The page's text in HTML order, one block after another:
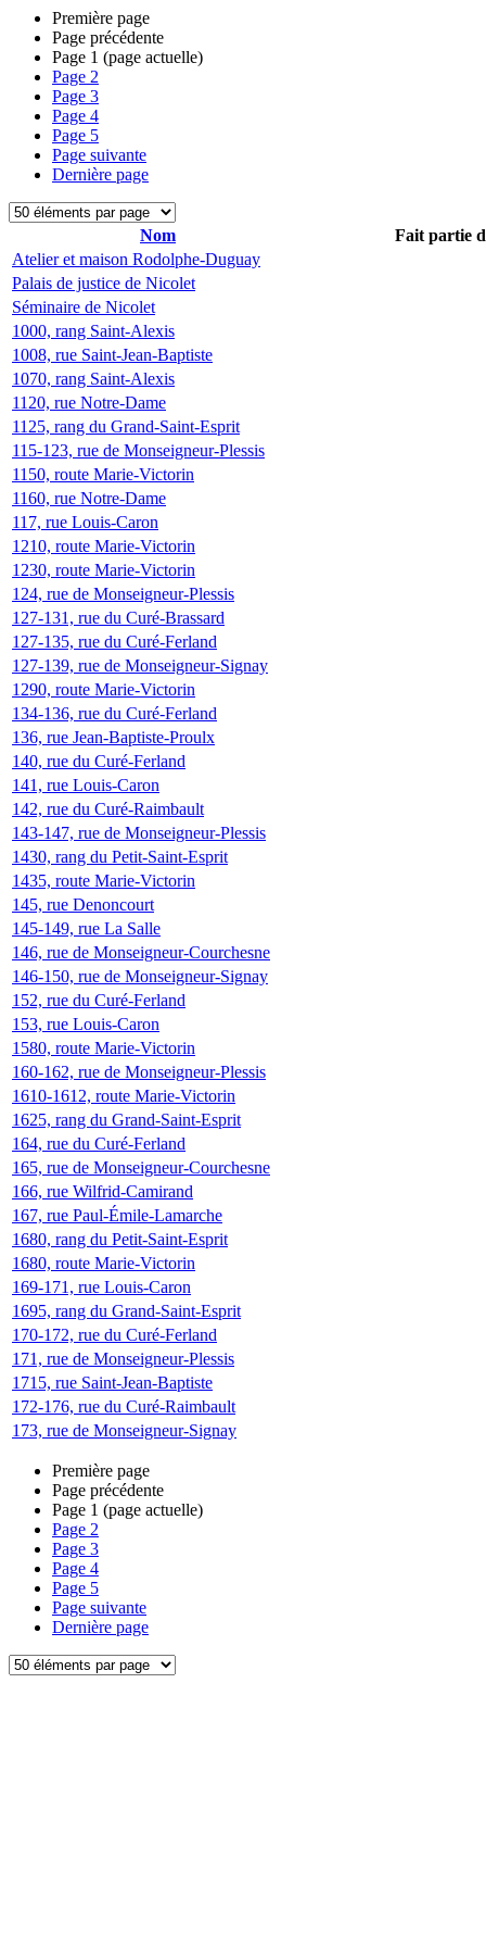
Première page
Page précédente
Page 1 (page actuelle)
Page 2
Page 3
Page 4
Page 5
Page suivante
Dernière page
Nom
Fait partie
Atelier et maison Rodolphe-Duguay
Palais de justice de Nicolet
Séminaire de Nicolet
1000, rang Saint-Alexis
1008, rue Saint-Jean-Baptiste
1070, rang Saint-Alexis
1120, rue Notre-Dame
1125, rang du Grand-Saint-Esprit
115-123, rue de Monseigneur-Plessis
1150, route Marie-Victorin
1160, rue Notre-Dame
117, rue Louis-Caron
1210, route Marie-Victorin
1230, route Marie-Victorin
124, rue de Monseigneur-Plessis
127-131, rue du Curé-Brassard
127-135, rue du Curé-Ferland
127-139, rue de Monseigneur-Signay
1290, route Marie-Victorin
134-136, rue du Curé-Ferland
136, rue Jean-Baptiste-Proulx
140, rue du Curé-Ferland
141, rue Louis-Caron
142, rue du Curé-Raimbault
143-147, rue de Monseigneur-Plessis
1430, rang du Petit-Saint-Esprit
1435, route Marie-Victorin
145, rue Denoncourt
145-149, rue La Salle
146, rue de Monseigneur-Courchesne
146-150, rue de Monseigneur-Signay
152, rue du Curé-Ferland
153, rue Louis-Caron
1580, route Marie-Victorin
160-162, rue de Monseigneur-Plessis
1610-1612, route Marie-Victorin
1625, rang du Grand-Saint-Esprit
164, rue du Curé-Ferland
165, rue de Monseigneur-Courchesne
166, rue Wilfrid-Camirand
167, rue Paul-Émile-Lamarche
1680, rang du Petit-Saint-Esprit
1680, route Marie-Victorin
169-171, rue Louis-Caron
1695, rang du Grand-Saint-Esprit
170-172, rue du Curé-Ferland
171, rue de Monseigneur-Plessis
1715, rue Saint-Jean-Baptiste
172-176, rue du Curé-Raimbault
173, rue de Monseigneur-Signay
Première page
Page précédente
Page 1 (page actuelle)
Page 2
Page 3
Page 4
Page 5
Page suivante
Dernière page